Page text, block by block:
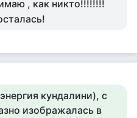
, как никто!!!!!!!!
кундалини), с
изображалась в